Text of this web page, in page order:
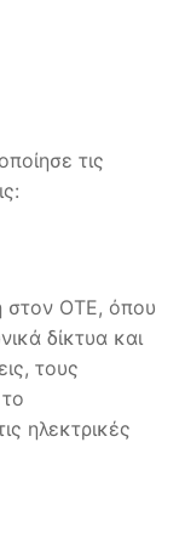
τις
στον ΟΤΕ, όπου
δίκτυα και
τους
ηλεκτρικές